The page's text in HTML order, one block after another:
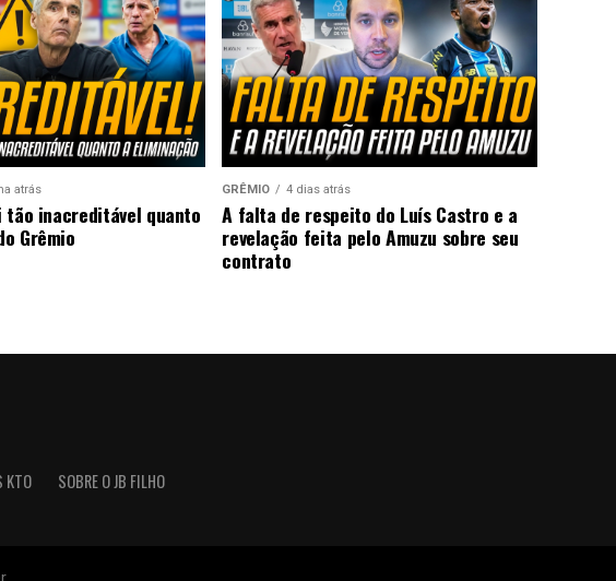
atrás
tão inacreditável quanto
Grêmio
GRÊMIO 4 dias atrás
A falta de respeito do Luís Castro e a
revelação feita pelo Amuzu sobre seu
contrato
KTO SOBRE O JB FILHO